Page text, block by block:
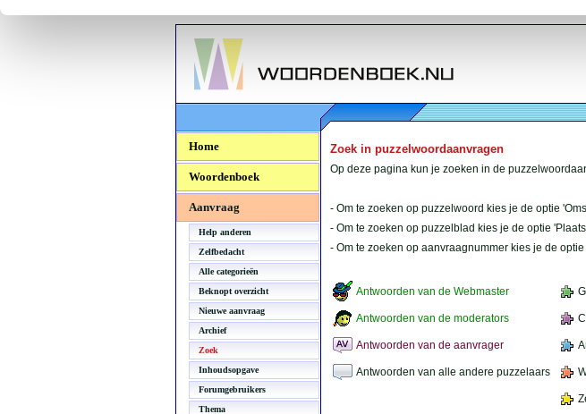
Woordenboek.NU
Home
Woordenboek
Aanvraag
Help anderen
Zelfbedacht
Alle categorieën
Beknopt overzicht
Nieuwe aanvraag
Archief
Zoek
Inhoudsopgave
Forumgebruikers
Thema
Zoek in puzzelwoordaanvragen
Op deze pagina kun je zoeken in de
- Om te zoeken op puzzelwoord kies je de optie
- Om te zoeken op puzzelblad kies je de optie
- Om te zoeken op aanvraagnummer kies je de
Antwoorden van de Webmaster
Antwoorden van de moderators
Antwoorden van de aanvrager
Antwoorden van alle andere puzzelaars